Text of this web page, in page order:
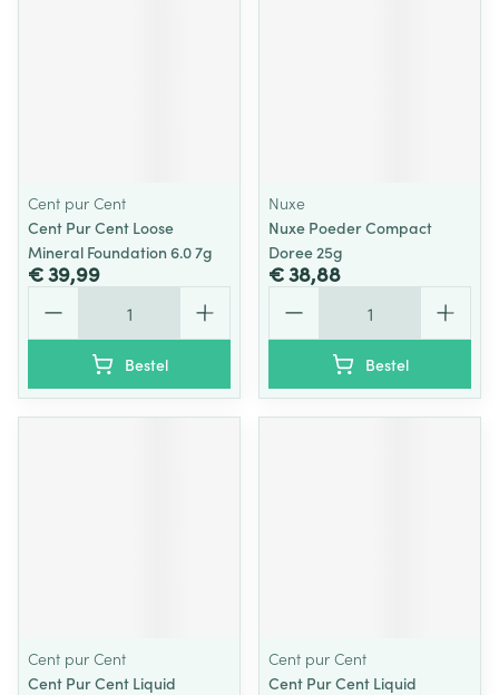
Cent pur Cent
Cent Pur Cent Loose
Mineral Foundation 6.0 7g
€ 39,99
Bestel
Nuxe
Nuxe Poeder Compact
Doree 25g
€ 38,88
Bestel
Cent pur Cent
Cent Pur Cent Liquid
Cent pur Cent
Cent Pur Cent Liquid